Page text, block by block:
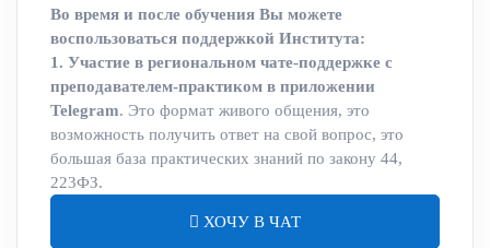
Во время и после обучения Вы можете
воспользоваться поддержкой Института:
1. Участие в региональном чате-поддержке с
преподавателем-практиком в приложении
Telegram. Это формат живого общения, это
возможность получить ответ на свой вопрос, это
большая база практических знаний по закону 44,
223ФЗ.
ХОЧУ В ЧАТ